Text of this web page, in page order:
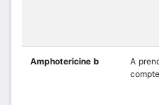
Amphotericine b
A
compte